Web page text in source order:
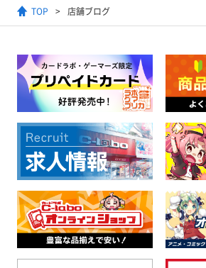
TOP 店舗ブログ